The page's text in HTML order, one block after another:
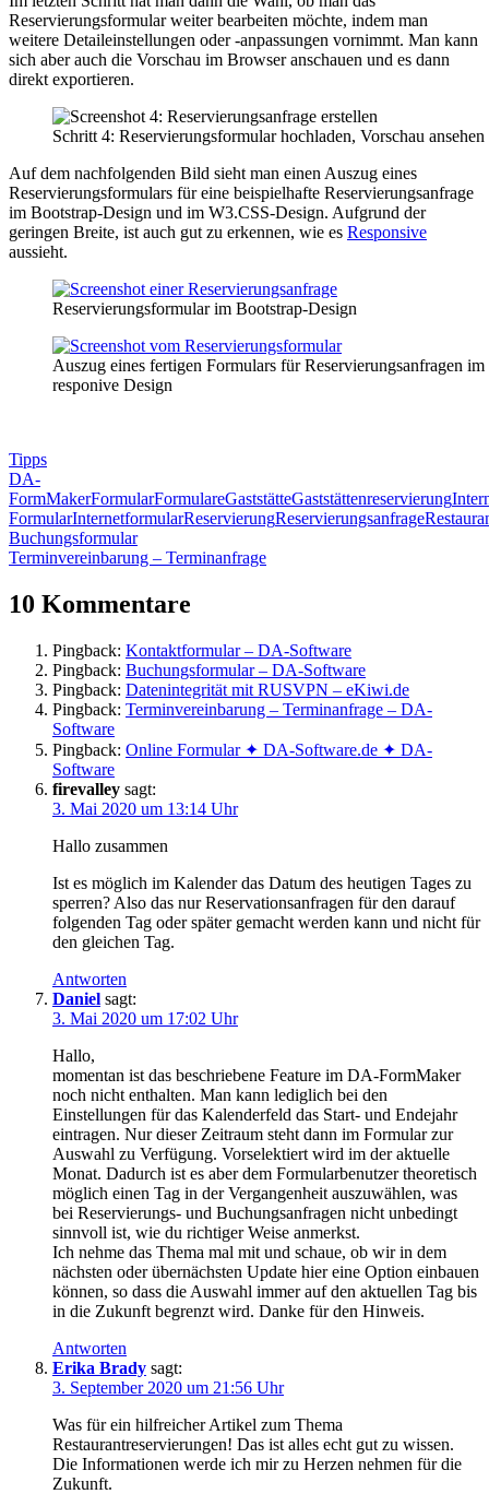
Reservierungsformular weiter bearbeiten möchte, indem man
weitere Detaileinstellungen oder -anpassungen vornimmt. Man kann
sich aber auch die Vorschau im Browser anschauen und es dann
direkt exportieren.
Schritt 4: Reservierungsformular hochladen, Vorschau ansehen
Auf dem nachfolgenden Bild sieht man einen Auszug eines
Reservierungsformulars für eine beispielhafte Reservierungsanfrage
im Bootstrap-Design und im W3.CSS-Design. Aufgrund der
geringen Breite, ist auch gut zu erkennen, wie es Responsive
aussieht.
Reservierungsformular im Bootstrap-Design
Auszug eines fertigen Formulars für Reservierungsanfragen im
responive Design
Tipps
DA-
FormMakerFormularFormulareGaststätteGaststättenreservierung
FormularInternetformularReservierungReservierungsanfrage
Beitragsnavigation
Vorheriger
Beitrag:
Buchungsformular
Nächster
Terminvereinbarung – Terminanfrage
10 Kommentare
Pingback: Kontaktformular – DA-Software
Pingback: Buchungsformular – DA-Software
Pingback: Datenintegrität mit RUSVPN – eKiwi.de
Pingback: Terminvereinbarung – Terminanfrage – DA-
Software
Pingback: Online Formular ✦ DA-Software.de ✦ DA-
Software
firevalley sagt:
3. Mai 2020 um 13:14 Uhr
Hallo zusammen
Ist es möglich im Kalender das Datum des heutigen Tages zu
sperren? Also das nur Reservationsanfragen für den darauf
folgenden Tag oder später gemacht werden kann und nicht für
den gleichen Tag.
Antworten
Daniel sagt:
3. Mai 2020 um 17:02 Uhr
Hallo,
momentan ist das beschriebene Feature im DA-FormMaker
noch nicht enthalten. Man kann lediglich bei den
Einstellungen für das Kalenderfeld das Start- und Endejahr
eintragen. Nur dieser Zeitraum steht dann im Formular zur
Auswahl zu Verfügung. Vorselektiert wird im der aktuelle
Monat. Dadurch ist es aber dem Formularbenutzer theoretisch
möglich einen Tag in der Vergangenheit auszuwählen, was
bei Reservierungs- und Buchungsanfragen nicht unbedingt
sinnvoll ist, wie du richtiger Weise anmerkst.
Ich nehme das Thema mal mit und schaue, ob wir in dem
nächsten oder übernächsten Update hier eine Option einbauen
können, so dass die Auswahl immer auf den aktuellen Tag bis
in die Zukunft begrenzt wird. Danke für den Hinweis.
Antworten
Erika Brady sagt:
3. September 2020 um 21:56 Uhr
Was für ein hilfreicher Artikel zum Thema
Restaurantreservierungen! Das ist alles echt gut zu wissen.
Die Informationen werde ich mir zu Herzen nehmen für die
Zukunft.